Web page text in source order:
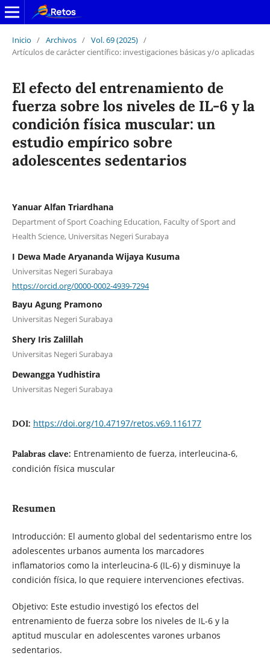
Inicio / Archivos / Vol. 69 (2025) /
Artículos de carácter científico: investigaciones básicas y/o aplicadas
El efecto del entrenamiento de
fuerza sobre los niveles de IL-6 y la
condición física muscular: un
estudio empírico sobre
adolescentes sedentarios
Yanuar Alfan Triardhana
Department of Sport Coaching Education, Faculty of Sport and
Health Science, Universitas Negeri Surabaya
I Dewa Made Aryananda Wijaya Kusuma
Universitas Negeri Surabaya
https://orcid.org/0000-0002-4939-7294
Bayu Agung Pramono
Universitas Negeri Surabaya
Shery Iris Zalillah
Universitas Negeri Surabaya
Dewangga Yudhistira
Universitas Negeri Surabaya
DOI: https://doi.org/10.47197/retos.v69.116177
Palabras clave: Entrenamiento de fuerza, interleucina-6,
condición física muscular
Resumen
Introducción: El aumento global del sedentarismo entre los
adolescentes urbanos aumenta los marcadores
inflamatorios como la interleucina-6 (IL-6) y disminuye la
condición física, lo que requiere intervenciones efectivas.
Objetivo: Este estudio investigó los efectos del
entrenamiento de fuerza sobre los niveles de IL-6 y la
aptitud muscular en adolescentes varones urbanos
sedentarios.